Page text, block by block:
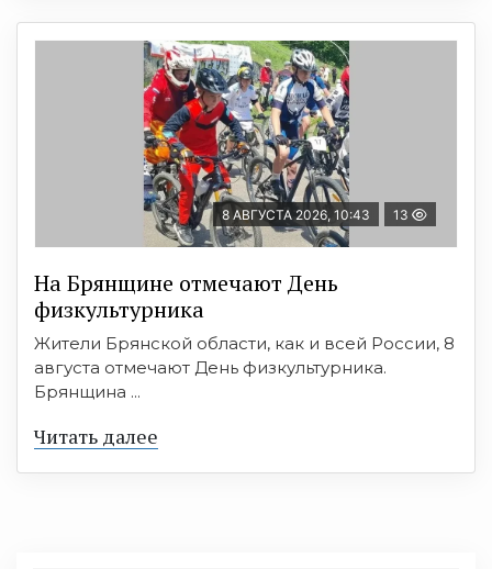
8 АВГУСТА 2026, 10:43 13
На Брянщине отмечают День
физкультурника
Жители Брянской области, как и всей России, 8
августа отмечают День физкультурника.
Брянщина ...
Читать далее